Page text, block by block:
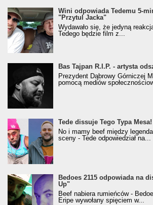
Wini odpowiada Tedemu 5-
"Przytul Jacka"
Wydawało się, że jedyną
Tedego będzie film z...
Bas Tajpan R.I.P. - artysta
Prezydent Dąbrowy Górniczej
pomocą mediów
Tede dissuje Tego Typa
No i mamy beef między
sceny - Tede odpowiedział na...
Bedoes 2115 odpowiada na
Up"
Beef nabiera rumieńców -
Eripe wywołany spięciem w...